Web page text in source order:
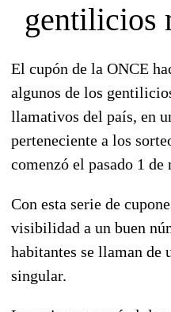
gentilicios
El cupón de la ONCE
algunos de los
llamativos del país, en
perteneciente a los
comenzó el pasado 1 de
Con esta serie de
visibilidad a un buen
habitantes se llaman de
singular.